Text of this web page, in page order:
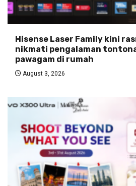
Hisense Laser Family kini
nikmati pengalaman
pawagam di rumah
August 3, 2026